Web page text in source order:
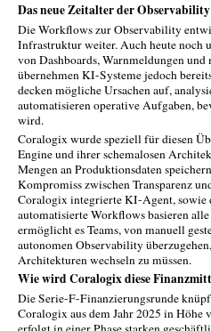
Das neue Zeitalter der Observability
Die Workflows zur Observability
Infrastruktur weiter. Auch heute noch
von Dashboards, Warnmeldungen
übernehmen KI-Systeme jedoch
decken mögliche Ursachen auf,
automatisieren operative Aufgaben,
wird.
Coralogix wurde speziell für diesen
Engine und ihrer schemalosen
Mengen an Produktionsdaten
Kompromiss zwischen Transparenz
Coralogix integrierte KI-Agent,
automatisierte Workflows basieren
ermöglicht es Teams, von manuell
autonomen Observability
Architekturen wechseln zu müssen.
Wie wird Coralogix diese
Die Serie-F-Finanzierungsrunde
Coralogix aus dem Jahr 2025 in